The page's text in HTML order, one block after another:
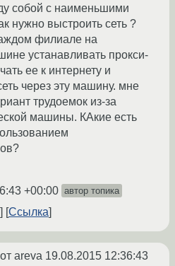
собой с наименьшими
нужно выстроить сеть ?
филиале на
устанавливать прокси-
ее к интернету и
через эту машину. мне
трудоемок из-за
машины. КАкие есть
+00:00 автор топика
Ссылка
от areva 19.08.2015 12:36:43